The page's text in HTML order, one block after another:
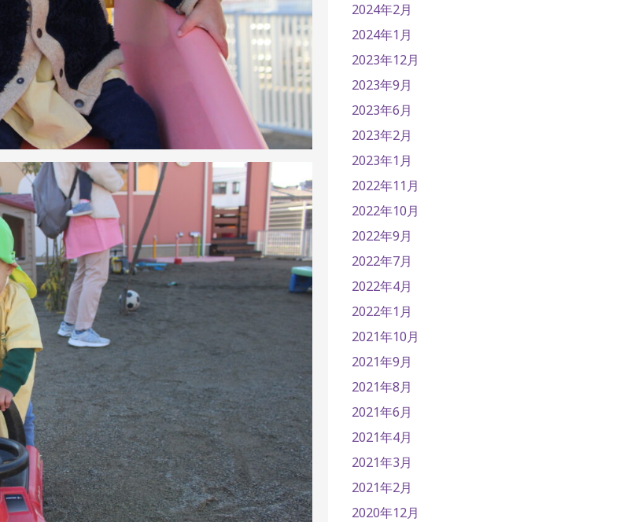
2024年2月
2024年1月
2023年12月
2023年9月
2023年6月
2023年2月
2023年1月
2022年11月
2022年10月
2022年9月
2022年7月
2022年4月
2022年1月
2021年10月
2021年9月
2021年8月
2021年6月
2021年4月
2021年3月
2021年2月
2020年12月